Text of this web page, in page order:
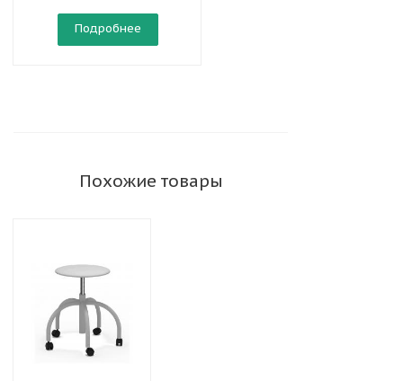
Подробнее
Похожие товары